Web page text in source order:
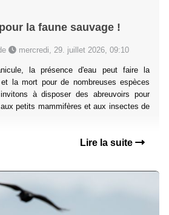
la faune sauvage !
mercredi, 29. juillet 2026, 09:10
la présence d'eau peut faire la
la mort pour de nombreuses espèces
à disposer des abreuvoirs pour
petits mammifères et aux insectes de
Lire la suite